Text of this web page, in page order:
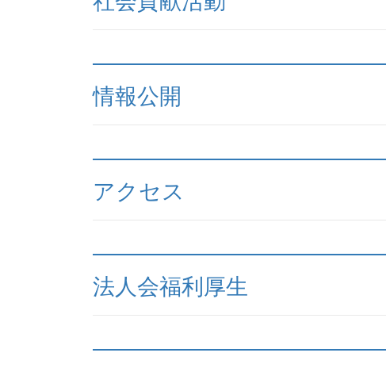
情報公開
アクセス
法人会福利厚生